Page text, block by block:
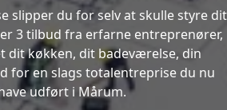
slipper du for selv at skulle styre dit
3 tilbud fra erfarne entreprenører,
dit køkken, dit badeværelse, din
for en slags totalentreprise du nu
udført i Mårum.